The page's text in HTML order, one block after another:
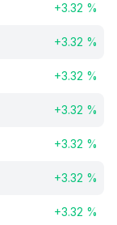
+3.32 %
+3.32 %
+3.32 %
+3.32 %
+3.32 %
+3.32 %
+3.32 %